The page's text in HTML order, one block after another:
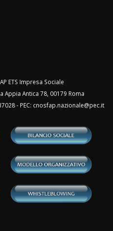
ETS Impresa Sociale
Appia Antica 78, 00179 Roma
- PEC: cnosfap.nazionale@pec.it